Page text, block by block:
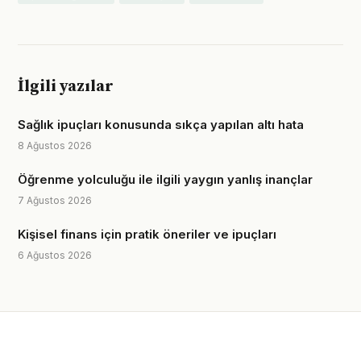
İlgili yazılar
Sağlık ipuçları konusunda sıkça yapılan altı hata
8 Ağustos 2026
Öğrenme yolculuğu ile ilgili yaygın yanlış inançlar
7 Ağustos 2026
Kişisel finans için pratik öneriler ve ipuçları
6 Ağustos 2026